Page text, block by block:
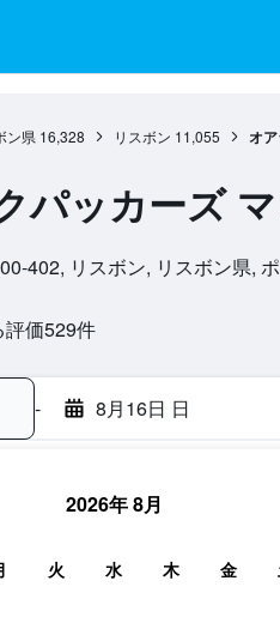
ン県 16,328 リスボン 11,055 オ
パッカーズ
402, リスボン, リスボン県,
価529​件
- 8月16日 日
2026年 8月
火 水 木 金